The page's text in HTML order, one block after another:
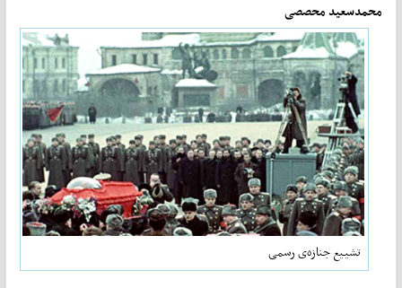
محمدسعید محصصی
تشییع جنازه‌ی رسمی